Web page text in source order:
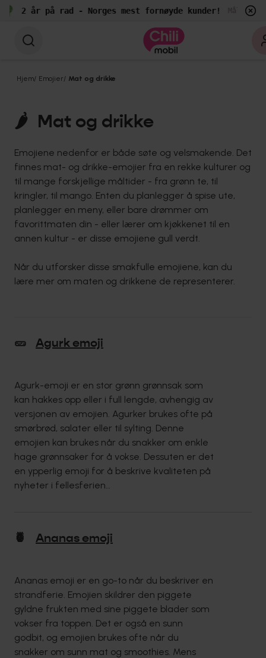
2 år på rad - Norges mest fornøyde kunder! Målt av
Hjem/ Emojier/ Mat og drikke
🌶 Mat og drikke
Emojiene nedenfor er både søte og velsmakende. Det
finnes mat- og drikke-emojier fra en rekke kulturer og
til mange forskjellige måltider - fra grønn te, til
kringler, til mango. Enten du planlegger å spise ute,
planlegger en meny, eller bare drømmer om
favorittmaten din - eller lærer om kjøkkenet til en
annen kultur - er disse emojiene gull verdt.
Når du utforsker disse smakfulle emojiene, kan du
lære mer om maten og drikkene de representerer.
🥒 Agurk emoji
Agurk-emoji er en stor grønn grønnsak som
kan hakkes opp eller i full lengde, avhengig av
versjonen av emojien. Agurker brukes ofte på
smørbrød, salater eller til sylting. Denne
emojien kan brukes når du snakker om enkle
hage grønnsaker for å vokse. Dessuten er det
en ypperlig emoji for å beskrive kvaliteten på
nyheter i fellesferien…
🍍 Ananas emoji
Ananas emoji er en go-to når du beskriver en
strandferie. Emojien skildrer den piggete
gyldne frukten med sine piggete blader som
vokser fra toppen. Det er også en sunn
godbit, og emojien brukes ofte når du
snakker om sunn mat og smoothies. Mens